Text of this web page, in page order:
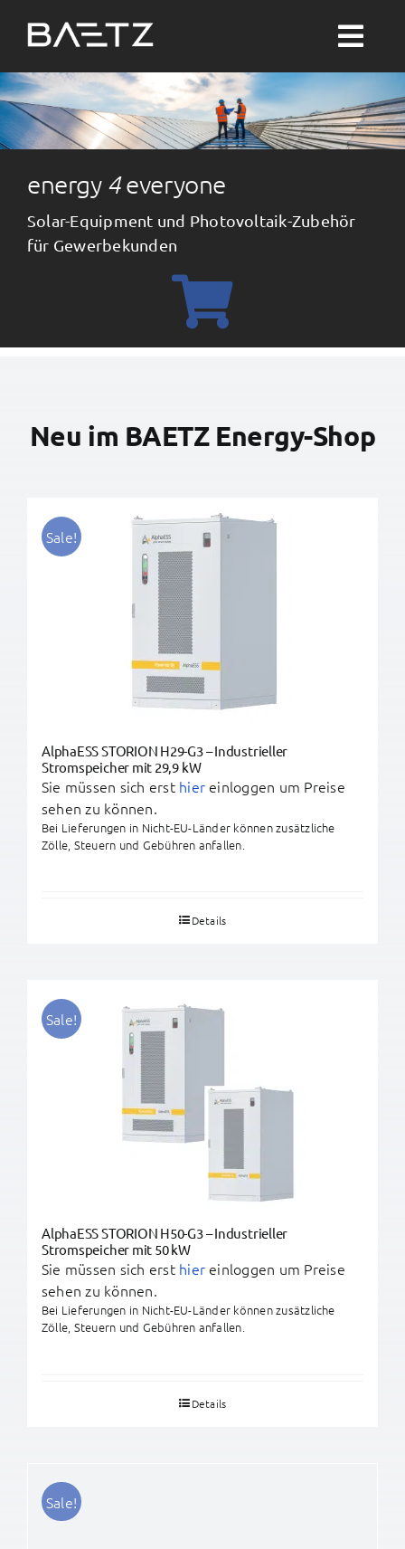
Inhalt
springen
Suche
nach:
Wärme
Themenwelten
Warenkorb
energy 4everyone
Solar-Equipment und Photovoltaik-Zubehör
für Gewerbekunden
Neu im BAETZ Energy-Shop
Sale!
AlphaESS STORION H29-G3 – Industrieller
Stromspeicher mit 29,9 kW
Sie müssen sich erst hier einloggen um Preise
sehen zu können.
Bei Lieferungen in Nicht-EU-Länder können zusätzliche
Zölle, Steuern und Gebühren anfallen.
Details
Sale!
AlphaESS STORION H50-G3 – Industrieller
Stromspeicher mit 50 kW
Sie müssen sich erst hier einloggen um Preise
sehen zu können.
Bei Lieferungen in Nicht-EU-Länder können zusätzliche
Zölle, Steuern und Gebühren anfallen.
Details
Sale!